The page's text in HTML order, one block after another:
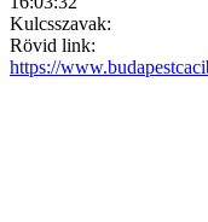
Kulcsszavak:
Rövid link:
https://